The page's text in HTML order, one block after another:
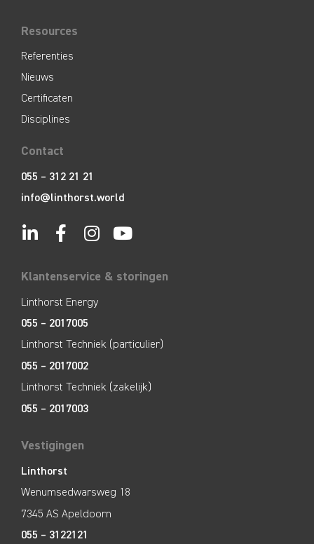
Resources
Referenties
Nieuws
Certificaten
Disciplines
Contact
055 – 312 21 21
info@linthorst.world
Klantenservice & storingen
Linthorst Energy
055 – 2017005
Linthorst Techniek (particulier)
055 – 2017002
Linthorst Techniek (zakelijk)
055 – 2017003
Vestigingen
Linthorst
Wenumsedwarsweg 18
7345 AS Apeldoorn
055 – 3122121